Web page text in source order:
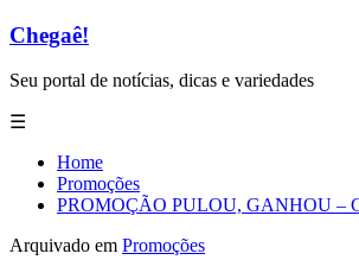
Chegaê!
Seu portal de notícias, dicas e variedades
☰
Home
Promoções
PROMOÇÃO PULOU, GANHOU
Arquivado em Promoções